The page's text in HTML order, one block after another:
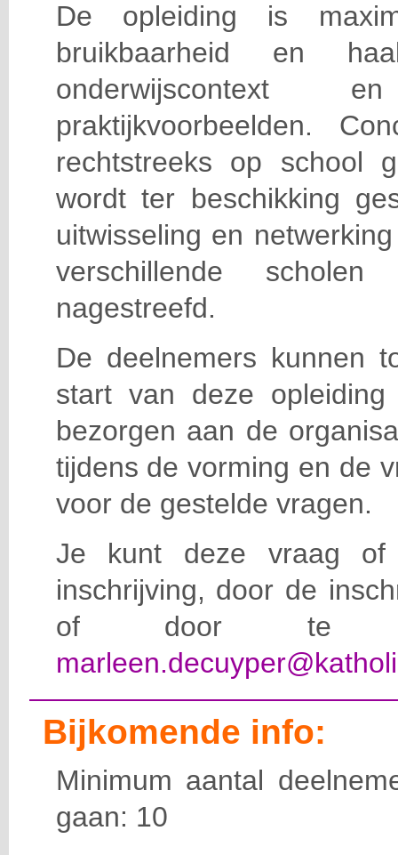
De opleiding is
bruikbaarheid en
praktijkvoorbeelden.
rechtstreeks op school
wordt ter beschikking
uitwisseling en
verschillende scholen
nagestreefd.
De deelnemers kunnen
start van deze
bezorgen aan de
tijdens de vorming en de
voor de gestelde vragen.
Je kunt deze vraag of
inschrijving, door de
of door te e-
Bijkomende info:
Minimum aantal
gaan: 10